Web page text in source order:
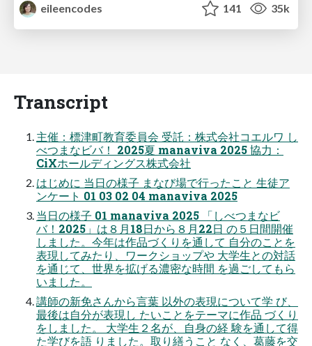
eileencodes
141 35k
Transcript
主催：標津町教育委員会 受託：株式会社コエルワ し
べつまなビバ！ 2025夏 manaviva 2025 協力：
CiXホールディングス株式会社
はじめに 当日の様子 まなび場で行ったこと 生徒ア
ンケート 01 03 02 04 manaviva 2025
当日の様子 01 manaviva 2025 「しべつまなビ
バ！2025」は８月18日から８月22日 の５日間開催
しました。今年は作品づくりを通して 自分のことを
表現してみたり、ワークショップや 大学生との対話
を通じて、世界を拡げる濃密な時間 を過ごしてもら
いました。
講師の新免さんから言葉 以外の表現について学 び、
最後は自分が表現し たいことをテーマに作品 づくり
をしました。 大学生２名が、自身の経 験を通して得
た学びを語 りました。取り繕うこと なく、葛藤を交